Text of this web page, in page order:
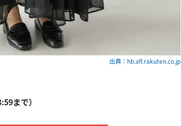
出典：hb.afl.rakuten.co.jp
まで）